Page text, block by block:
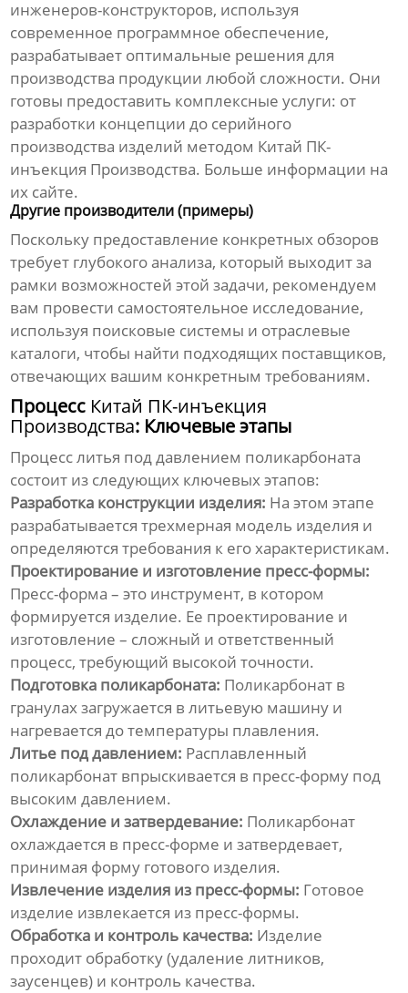
инженеров-конструкторов, используя
современное программное обеспечение,
разрабатывает оптимальные решения для
производства продукции любой сложности. Они
готовы предоставить комплексные услуги: от
разработки концепции до серийного
производства изделий методом Китай ПК-
инъекция Производства. Больше информации на
их сайте.
Другие производители (примеры)
Поскольку предоставление конкретных обзоров
требует глубокого анализа, который выходит за
рамки возможностей этой задачи, рекомендуем
вам провести самостоятельное исследование,
используя поисковые системы и отраслевые
каталоги, чтобы найти подходящих поставщиков,
отвечающих вашим конкретным требованиям.
Процесс Китай ПК-инъекция
Производства: Ключевые этапы
Процесс литья под давлением поликарбоната
состоит из следующих ключевых этапов:
Разработка конструкции изделия: На этом этапе
разрабатывается трехмерная модель изделия и
определяются требования к его характеристикам.
Проектирование и изготовление пресс-формы:
Пресс-форма – это инструмент, в котором
формируется изделие. Ее проектирование и
изготовление – сложный и ответственный
процесс, требующий высокой точности.
Подготовка поликарбоната: Поликарбонат в
гранулах загружается в литьевую машину и
нагревается до температуры плавления.
Литье под давлением: Расплавленный
поликарбонат впрыскивается в пресс-форму под
высоким давлением.
Охлаждение и затвердевание: Поликарбонат
охлаждается в пресс-форме и затвердевает,
принимая форму готового изделия.
Извлечение изделия из пресс-формы: Готовое
изделие извлекается из пресс-формы.
Обработка и контроль качества: Изделие
проходит обработку (удаление литников,
заусенцев) и контроль качества.